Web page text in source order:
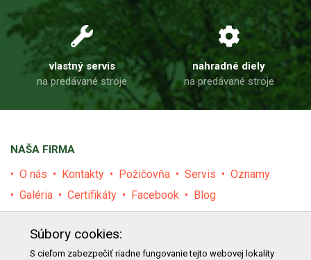
vlastný servis
na predávané stroje
nahradné diely
na predávané stroje
NAŠA FIRMA
O nás Kontakty Požičovňa Servis
Oznamy
Galéria
Certifikáty Facebook Blog
E-shop Akcie Darčekové poukážky
Katalógy
Súbory cookies:
S cieľom zabezpečiť riadne fungovanie tejto webovej lokality